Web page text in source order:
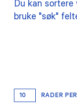
Du kan
bruke "søk"
RADER